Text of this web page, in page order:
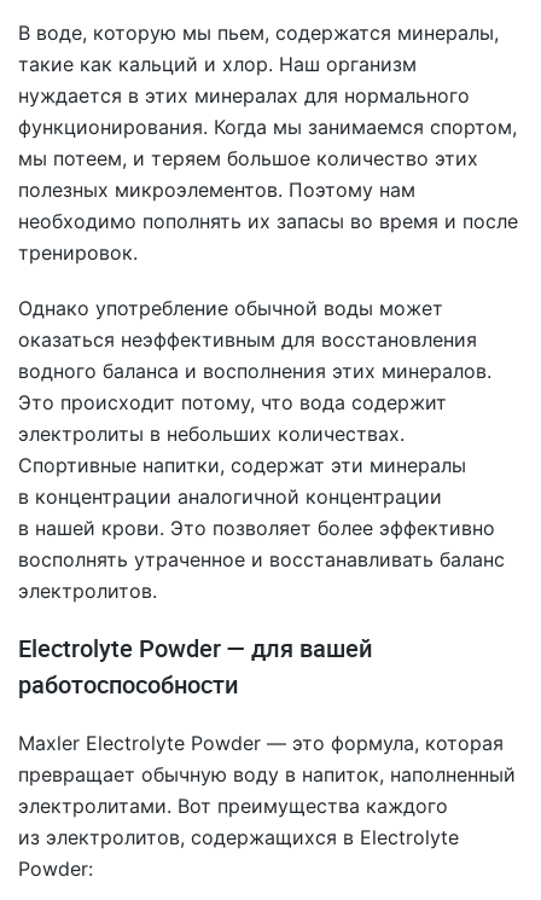
В воде, которую мы пьем, содержатся минералы,
такие как кальций и хлор. Наш организм
нуждается в этих минералах для нормального
функционирования. Когда мы занимаемся спортом,
мы потеем, и теряем большое количество этих
полезных микроэлементов. Поэтому нам
необходимо пополнять их запасы во время и после
тренировок.
Однако употребление обычной воды может
оказаться неэффективным для восстановления
водного баланса и восполнения этих минералов.
Это происходит потому, что вода содержит
электролиты в небольших количествах.
Спортивные напитки, содержат эти минералы
в концентрации аналогичной концентрации
в нашей крови. Это позволяет более эффективно
восполнять утраченное и восстанавливать баланс
электролитов.
Electrolyte Powder — для вашей
работоспособности
Maxler Electrolyte Powder — это формула, которая
превращает обычную воду в напиток, наполненный
электролитами. Вот преимущества каждого
из электролитов, содержащихся в Electrolyte
Powder: